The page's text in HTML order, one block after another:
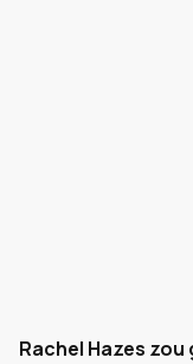
Rachel Hazes